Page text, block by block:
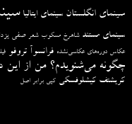
سینمای انگلستان سینمای ایتالیا
سینمای مستند شاهرخ مسکوب شعر صفی
عکاس دوره‌های عکاسی‌نشده فرانسوآ تروفو
چگونه می‌شنویدم؟ من از
کریشتف کیشلوفسکی کپی برابر اصل